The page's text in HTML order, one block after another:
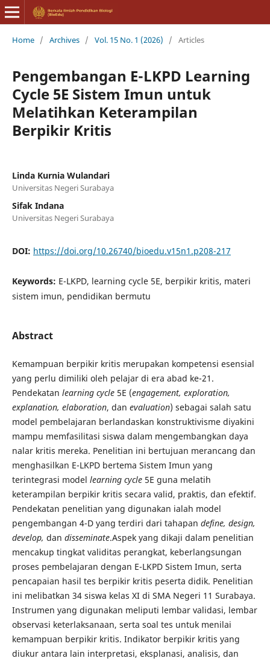
Home / Archives / Vol. 15 No. 1 (2026) / Articles
Pengembangan E-LKPD Learning
Cycle 5E Sistem Imun untuk
Melatihkan Keterampilan
Berpikir Kritis
Linda Kurnia Wulandari
Universitas Negeri Surabaya
Sifak Indana
Universitas Negeri Surabaya
DOI: https://doi.org/10.26740/bioedu.v15n1.p208-217
Keywords: E-LKPD, learning cycle 5E, berpikir kritis, materi
sistem imun, pendidikan bermutu
Abstract
Kemampuan berpikir kritis merupakan kompetensi esensial
yang perlu dimiliki oleh pelajar di era abad ke-21.
Pendekatan learning cycle5E (engagement, exploration,
explanation, elaboration, dan evaluation) sebagai salah satu
model pembelajaran berlandaskan konstruktivisme diyakini
mampu memfasilitasi siswa dalam mengembangkan daya
nalar kritis mereka. Penelitian ini bertujuan merancang dan
menghasilkan E-LKPD bertema Sistem Imun yang
terintegrasi model learning cycle5E guna melatih
keterampilan berpikir kritis secara valid, praktis, dan efektif.
Pendekatan penelitian yang digunakan ialah model
pengembangan 4-D yang terdiri dari tahapan define, design,
develop, dan disseminate.Aspek yang dikaji dalam penelitian
mencakup tingkat validitas perangkat, keberlangsungan
proses pembelajaran dengan E-LKPD Sistem Imun, serta
pencapaian hasil tes berpikir kritis peserta didik. Penelitian
ini melibatkan 34 siswa kelas XI di SMA Negeri 11 Surabaya.
Instrumen yang digunakan meliputi lembar validasi, lembar
observasi keterlaksanaan, serta soal tes untuk menilai
kemampuan berpikir kritis. Indikator berpikir kritis yang
diukur antara lain interpretasi, eksplanasi, analisis, dan